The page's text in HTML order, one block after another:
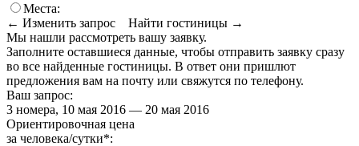
Места:
← Изменить запрос
Найти гостиницы →
Мы нашли рассмотреть вашу заявку.
Заполните оставшиеся данные, чтобы отправить заявку сразу
во все найденные гостиницы. В ответ они пришлют
предложения вам на почту или свяжутся по телефону.
Ваш запрос:
3 номера, 10 мая 2016 — 20 мая 2016
Ориентировочная цена
за человека/сутки*: